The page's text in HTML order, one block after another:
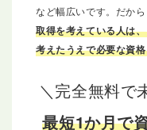
など幅広いです。だか
取得を考えている人は
考えたうえで必要な資
＼完全無料で
最短1か月で